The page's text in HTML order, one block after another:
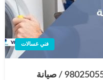
فني غسالات
فني تصليح غسالات مشرف / 98025055 / صيانة